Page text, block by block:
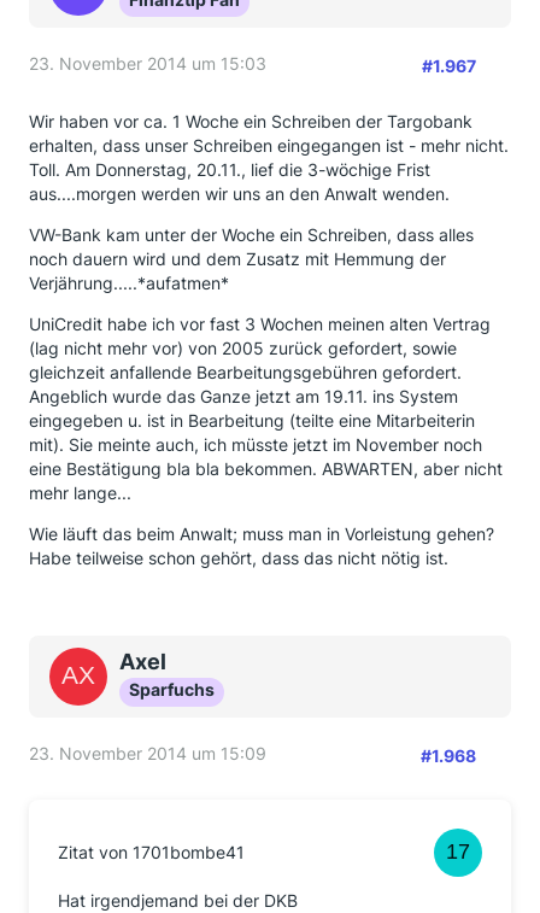
abändern und wieder mit dem RA oder Ombudsmann
Was meint ihr ???? Bin sehr dankbar für jegliche
Info.....
P.S. die Kredite wurden vor meiner Zeit
abgeschlossen
LG
23. November 2014 um 15:03 #1.967
Wir haben vor ca. 1 Woche ein Schreiben der Targobank
erhalten, dass unser Schreiben eingegangen ist - mehr nicht.
Toll. Am Donnerstag, 20.11., lief die 3-wöchige Frist
aus....morgen werden wir uns an den Anwalt wenden.
VW-Bank kam unter der Woche ein Schreiben, dass alles
noch dauern wird und dem Zusatz mit Hemmung der
Verjährung.....*aufatmen*
UniCredit habe ich vor fast 3 Wochen meinen alten Vertrag
(lag nicht mehr vor) von 2005 zurück gefordert, sowie
gleichzeit anfallende Bearbeitungsgebühren gefordert.
Angeblich wurde das Ganze jetzt am 19.11. ins System
eingegeben u. ist in Bearbeitung (teilte eine Mitarbeiterin
mit). Sie meinte auch, ich müsste jetzt im November noch
eine Bestätigung bla bla bekommen. ABWARTEN, aber nicht
mehr lange...
Wie läuft das beim Anwalt; muss man in Vorleistung gehen?
Habe teilweise schon gehört, dass das nicht nötig ist.
Axel
Sparfuchs
23. November 2014 um 15:09 #1.968
Zitat von 1701bombe41
Hat irgendjemand bei der DKB